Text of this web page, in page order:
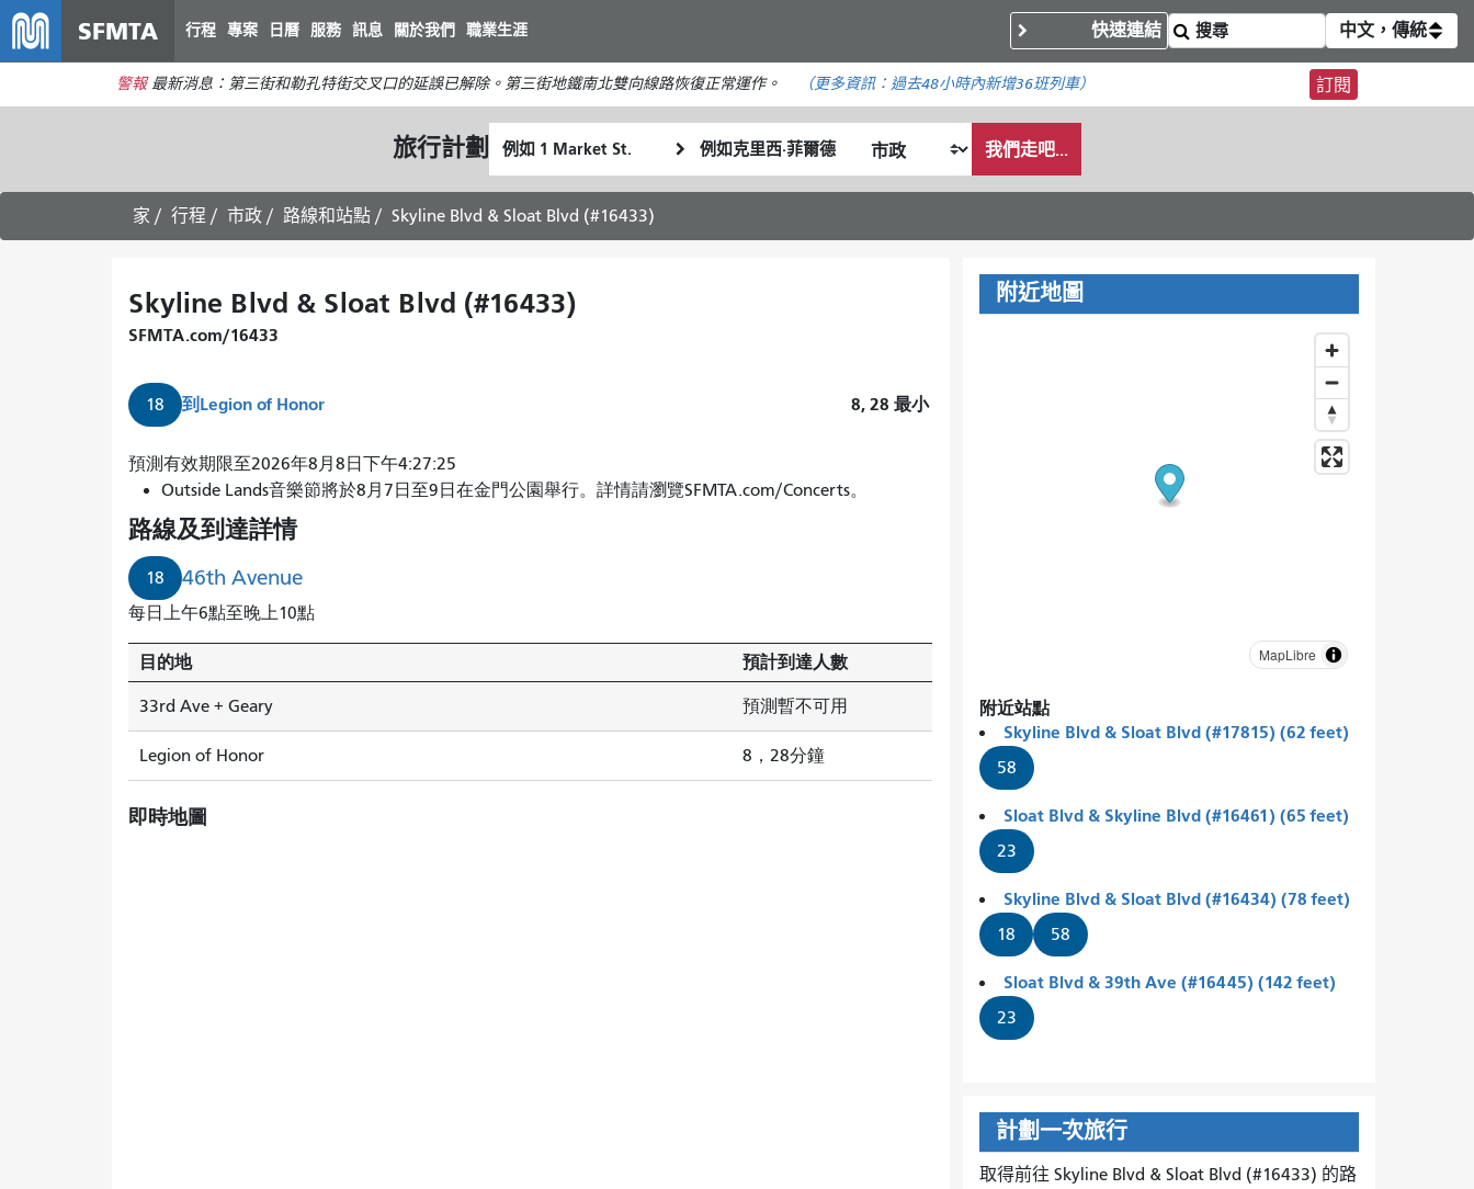
主
要
內
容
SFMTA 行程 專案 日曆 服務 訊息 關於我們 職業生涯 快速連結 中文，傳統
警報 最新消息：第三街和勒孔特街交叉口的延誤已解除。第三街地鐵南北雙向線路恢復正常運作。 （更多資訊： 過去48小時內新增36班列車） 訂閱
旅行計劃
起
始
位
置
終
點
位
我
希
的
我們走吧...
家 行程 市政 路線和站點 Skyline Blvd & Sloat Blvd (#16433)
Skyline Blvd & Sloat Blvd (#16433)
SFMTA.com/16433
18 到 Legion of Honor 8, 28 最小
預測有效期限至2026年8月8日下午4:27:25
Outside Lands音樂節將於8月7日至9日在金門公園舉行。詳情請瀏覽SFMTA.com/Concerts。
路線及到達詳情
18 46th Avenue
每日上午6點至晚上10點
目的地 預計到達人數
33rd Ave + Geary 預測暫不可用
Legion of Honor 8，28分鐘
即時地圖
附近地圖
MapLibre
附近站點
Skyline Blvd & Sloat Blvd (#17815) (62 feet)
58
Sloat Blvd & Skyline Blvd (#16461) (65 feet)
23
Skyline Blvd & Sloat Blvd (#16434) (78 feet)
18 58
Sloat Blvd & 39th Ave (#16445) (142 feet)
23
計劃一次旅行
取得前往 Skyline Blvd & Sloat Blvd (#16433) 的路